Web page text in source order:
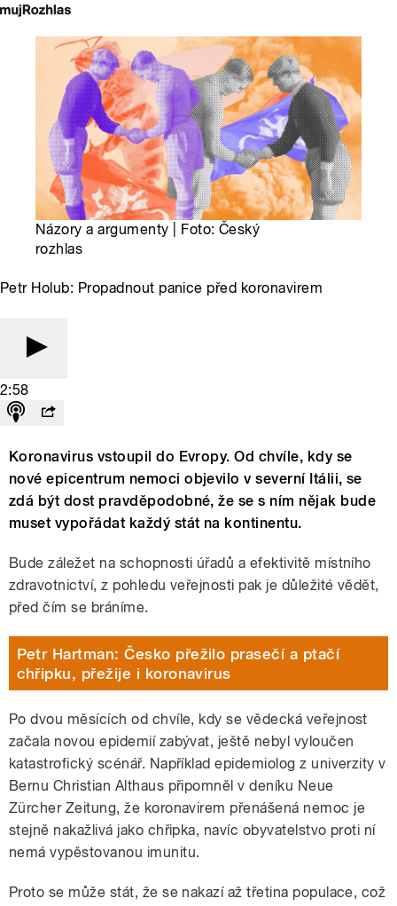
Názory a argumenty | Foto: Český
rozhlas
Petr Holub: Propadnout panice před koronavirem
2:58
Koronavirus vstoupil do Evropy. Od chvíle, kdy se
nové epicentrum nemoci objevilo v severní Itálii, se
zdá být dost pravděpodobné, že se s ním nějak bude
muset vypořádat každý stát na kontinentu.
Bude záležet na schopnosti úřadů a efektivitě místního
zdravotnictví, z pohledu veřejnosti pak je důležité vědět,
před čím se bráníme.
Petr Hartman: Česko přežilo prasečí a ptačí
chřipku, přežije i koronavirus
Po dvou měsících od chvíle, kdy se vědecká veřejnost
začala novou epidemií zabývat, ještě nebyl vyloučen
katastrofický scénář. Například epidemiolog z univerzity v
Bernu Christian Althaus připomněl v deníku Neue
Zürcher Zeitung, že koronavirem přenášená nemoc je
stejně nakažlivá jako chřipka, navíc obyvatelstvo proti ní
nemá vypěstovanou imunitu.
Proto se může stát, že se nakazí až třetina populace, což